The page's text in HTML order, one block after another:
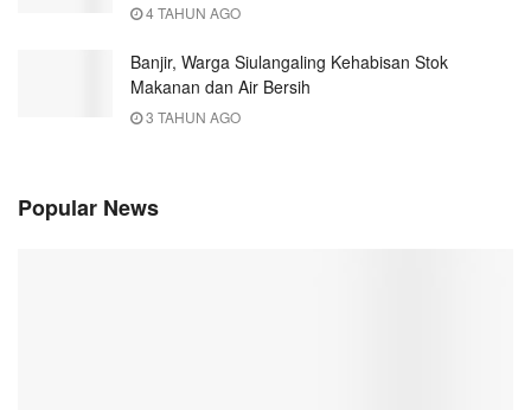
4 TAHUN AGO
Banjir, Warga Siulangaling Kehabisan Stok
Makanan dan Air Bersih
3 TAHUN AGO
Popular News